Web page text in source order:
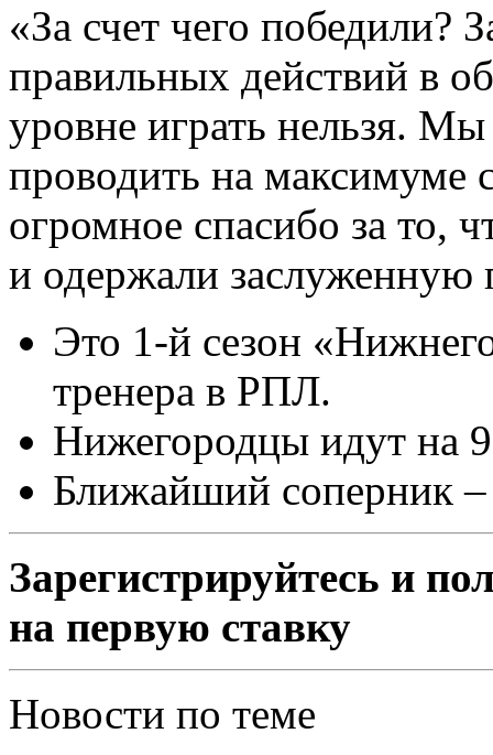
«За счет чего победили?
правильных действий в
уровне играть нельзя.
проводить на максимуме
огромное спасибо за то,
и одержали заслуженную
Это 1-й сезон
тренера в РПЛ.
Нижегородцы идут на
Ближайший соперник
Зарегистрируйтесь и
на первую ставку
Новости по теме